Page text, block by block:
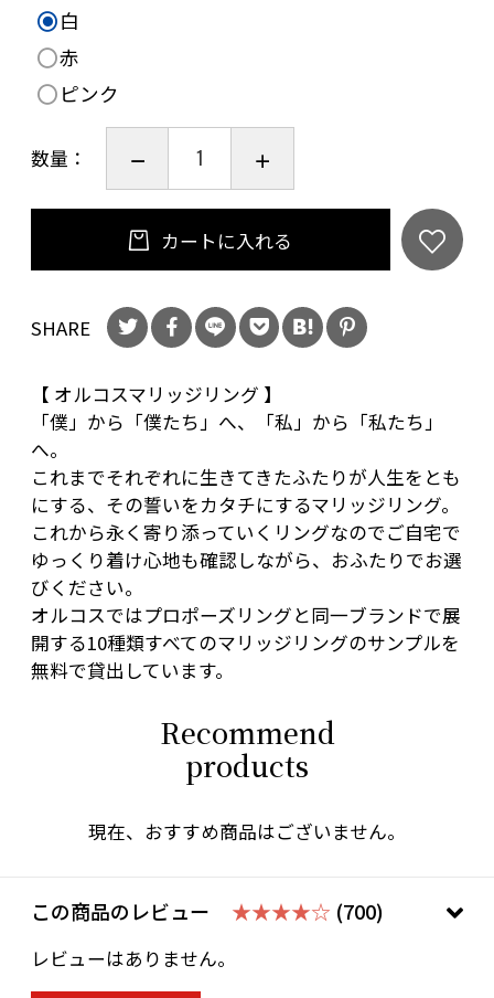
白
赤
ピンク
数量：
カートに入れる
SHARE
【 オルコスマリッジリング 】
「僕」から「僕たち」へ、「私」から「私たち」
へ。
これまでそれぞれに生きてきたふたりが人生をとも
にする、その誓いをカタチにするマリッジリング。
これから永く寄り添っていくリングなのでご自宅で
ゆっくり着け心地も確認しながら、おふたりでお選
びください。
オルコスではプロポーズリングと同一ブランドで展
開する10種類すべてのマリッジリングのサンプルを
無料で貸出しています。
Recommend
products
現在、おすすめ商品はございません。
この商品のレビュー ★★★★☆ (700)
レビューはありません。